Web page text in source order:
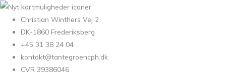
Christian Winthers Vej 2
DK-1860 Frederiksberg
+45 31 38 24 04
kontakt@tantegroencph.dk
CVR 39386046